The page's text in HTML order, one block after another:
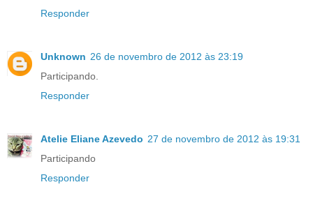
Responder
Unknown 26 de novembro de 2012 às 23:19
Participando.
Responder
Atelie Eliane Azevedo 27 de novembro de 2012 às 19:31
Participando
Responder